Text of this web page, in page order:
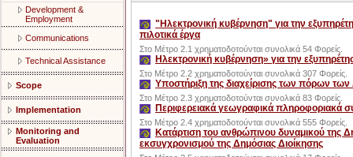
Development &
Employment
Communications
Technical Assistance
Scope
Implementation
Monitoring and
Evaluation
"Ηλεκτρονική κυβέρνηση" για την
πιλοτικά έργα
Στο Μέτρο 2.1 χρηματοδοτούνται συνολικά 54 Φορείς.
Ηλεκτρονική κυβέρνηση» για την
Στο Μέτρο 2.2 χρηματοδοτούνται συνολικά 307 Φορείς.
Υποστήριξη της διαχείρισης των πόρων
Στο Μέτρο 2.3 χρηματοδοτούνται συνολικά 83 Φορείς.
Περιφερειακά γεωγραφικά πληροφοριακά
Στο Μέτρο 2.4 χρηματοδοτούνται συνολικά 555 Φορείς.
Κατάρτιση του ανθρώπινου δυναμικού της
εκσυγχρονισμού της Δημόσιας Διοίκησης